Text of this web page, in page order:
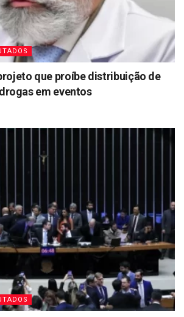
que proíbe distribuição de
em eventos